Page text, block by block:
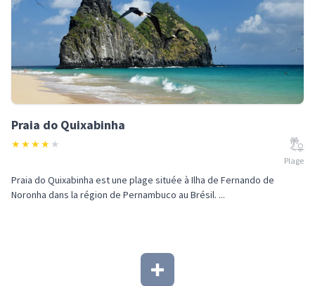
Praia do Quixabinha
★★★★ ★
Plage
Praia do Quixabinha est une plage située à Ilha de Fernando de
Noronha dans la région de Pernambuco au Brésil. ...